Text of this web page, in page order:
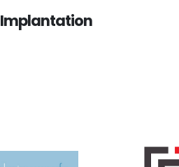
Implantation